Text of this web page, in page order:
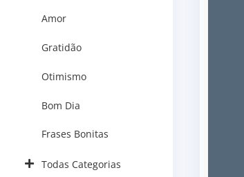
Amor
Gratidão
Otimismo
Bom Dia
Frases Bonitas
Todas Categorias